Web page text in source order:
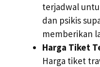
terjadwal
dan psikis
memberikan
Harga Tiket
Harga tiket